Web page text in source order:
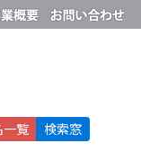
一覧 検索窓